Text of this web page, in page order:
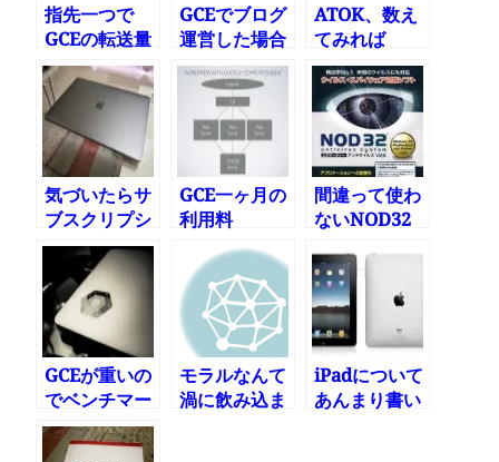
指先一つで
GCEの転送量
を減らしてコ
スト半減
GCEでブログ
運営した場合
の料金 2015
年11月
ATOK、数え
てみれば
気づいたらサ
ブスクリプシ
ョン貧乏
GCE一ヶ月の
利用料
間違って使わ
ないNOD32
まった＿|￣|
○
GCEが重いの
でベンチマー
クしたら驚き
の結果に
モラルなんて
渦に飲み込ま
iPadについて
あんまり書い